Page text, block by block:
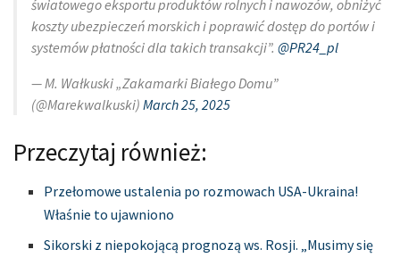
światowego eksportu produktów rolnych i nawozów, obniżyć
koszty ubezpieczeń morskich i poprawić dostęp do portów i
systemów płatności dla takich transakcji”. @PR24_pl
— M. Wałkuski „Zakamarki Białego Domu”
(@Marekwalkuski) March 25, 2025
Przeczytaj również:
Przełomowe ustalenia po rozmowach USA-Ukraina!
Właśnie to ujawniono
Sikorski z niepokojącą prognozą ws. Rosji. „Musimy się